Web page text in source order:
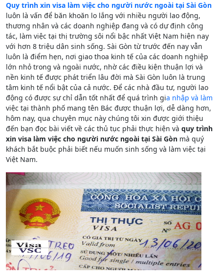
Quy trình xin visa làm việc cho người nước ngoài tại Sài Gòn
luôn là vấn để băn khoăn lo lắng với nhiều người lao động,
thương nhân và các doanh nghiệp đang và có dự định công
tác, làm việc tại thị trường sôi nổi bậc nhất Việt Nam hiện nay
với hơn 8 triệu dân sinh sống. Sài Gòn từ trước đến nay vẫn
luôn là điểm hẹn, nơi giao thoa kinh tế của các doanh nghiệp
lớn nhỏ trong và ngoài nước, nhờ các điều kiện thuận lợi và
nền kinh tế được phát triển lâu đời mà Sài Gòn luôn là trung
tâm kinh tế nổi bật của cả nước. Để các nhà đầu tư, người lao
động có được sự chỉ dẫn tốt nhất để quá trình gia nhập và làm
việc tại thành phố mang tên Bác được thuận lợi, dễ dàng hơn,
hôm nay, qua chuyên mục này chúng tôi xin được giới thiệu
đến bạn đọc bài viết về các thủ tục phải thực hiện và quy trình
xin visa làm việc cho người nước ngoài tại Sài Gòn mà quý
khách bắt buộc phải biết nếu muốn sinh sống và làm việc tại
Việt Nam.